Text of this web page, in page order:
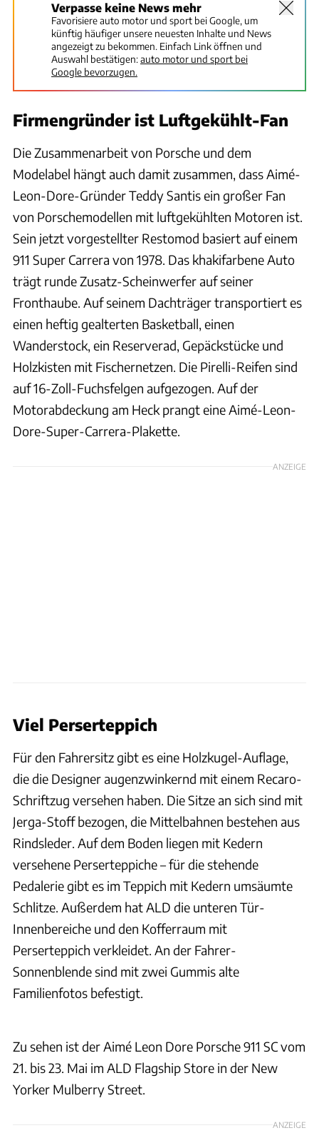
Verpasse keine News mehr
Favorisiere auto motor und sport bei Google, um
künftig häufiger unsere neuesten Inhalte und News
angezeigt zu bekommen. Einfach Link öffnen und
Auswahl bestätigen:auto motor und sport bei
Google bevorzugen.
Firmengründer ist Luftgekühlt-Fan
Die Zusammenarbeit von Porsche und dem
Modelabel hängt auch damit zusammen, dass Aimé-
Leon-Dore-Gründer Teddy Santis ein großer Fan
von Porschemodellen mit luftgekühlten Motoren ist.
Sein jetzt vorgestellter Restomod basiert auf einem
911 Super Carrera von 1978. Das khakifarbene Auto
trägt runde Zusatz-Scheinwerfer auf seiner
Fronthaube. Auf seinem Dachträger transportiert es
einen heftig gealterten Basketball, einen
Wanderstock, ein Reserverad, Gepäckstücke und
Holzkisten mit Fischernetzen. Die Pirelli-Reifen sind
auf 16-Zoll-Fuchsfelgen aufgezogen. Auf der
Motorabdeckung am Heck prangt eine Aimé-Leon-
Dore-Super-Carrera-Plakette.
ANZEIGE
Viel Perserteppich
Für den Fahrersitz gibt es eine Holzkugel-Auflage,
die die Designer augenzwinkernd mit einem Recaro-
Schriftzug versehen haben. Die Sitze an sich sind mit
Jerga-Stoff bezogen, die Mittelbahnen bestehen aus
Rindsleder. Auf dem Boden liegen mit Kedern
versehene Perserteppiche – für die stehende
Pedalerie gibt es im Teppich mit Kedern umsäumte
Schlitze. Außerdem hat ALD die unteren Tür-
Innenbereiche und den Kofferraum mit
Perserteppich verkleidet. An der Fahrer-
Sonnenblende sind mit zwei Gummis alte
Familienfotos befestigt.
Zu sehen ist der Aimé Leon Dore Porsche 911 SC vom
21. bis 23. Mai im ALD Flagship Store in der New
Yorker Mulberry Street.
ANZEIGE